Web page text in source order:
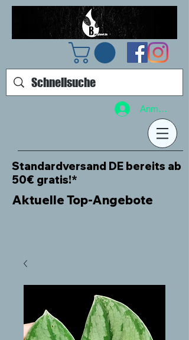
Anmelden
Standardversand DE bereits ab
50€ gratis!*
Aktuelle Top-Angebote